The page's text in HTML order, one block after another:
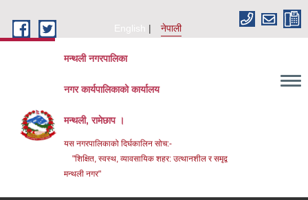
English
नेपाली
मन्थली नगरपालिका
नगर कार्यपालिकाको कार्यालय
मन्थली, रामेछाप ।
यस नगरपालिकाको दिर्घकालिन सोच:-
"शिक्षित, स्वस्थ, व्यावसायिक शहर: उत्थानशील र समृद्व
मन्थली नगर"